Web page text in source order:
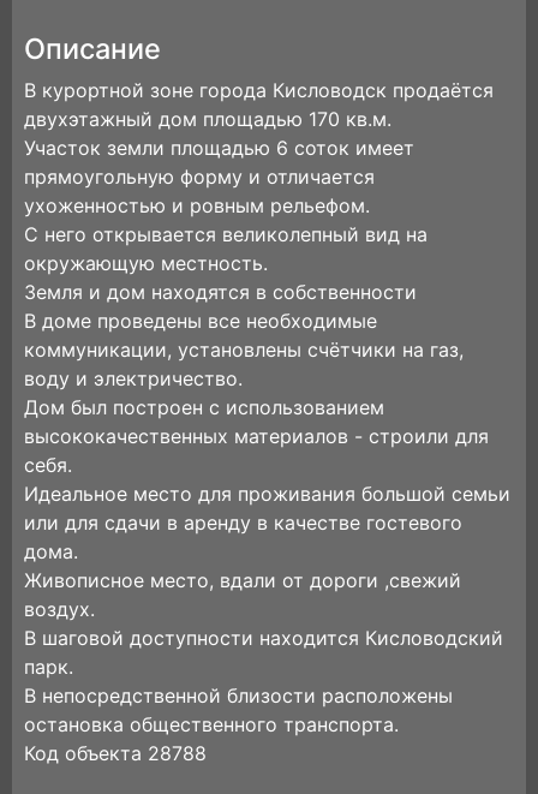
Описание
В курортной зоне города Кисловодск продаётся
двухэтажный дом площадью 170 кв.м.
Участок земли площадью 6 соток имеет
прямоугольную форму и отличается
ухоженностью и ровным рельефом.
С него открывается великолепный вид на
окружающую местность.
Земля и дом находятся в собственности
В доме проведены все необходимые
коммуникации, установлены счётчики на газ,
воду и электричество.
Дом был построен с использованием
высококачественных материалов - строили для
себя.
Идеальное место для проживания большой семьи
или для сдачи в аренду в качестве гостевого
дома.
Живописное место, вдали от дороги ,свежий
воздух.
В шаговой доступности находится Кисловодский
парк.
В непосредственной близости расположены
остановка общественного транспорта.
Код объекта 28788